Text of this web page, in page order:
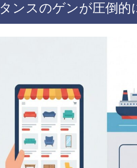
タンスのゲンが圧倒的